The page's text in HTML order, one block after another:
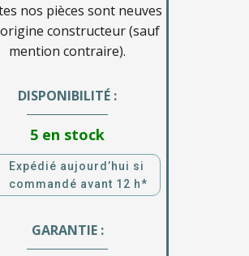
nos pièces sont neuves
constructeur (sauf
mention contraire).
DISPONIBILITÉ :
5 en stock
Expédié aujourd’hui si
commandé avant 12 h*
GARANTIE :